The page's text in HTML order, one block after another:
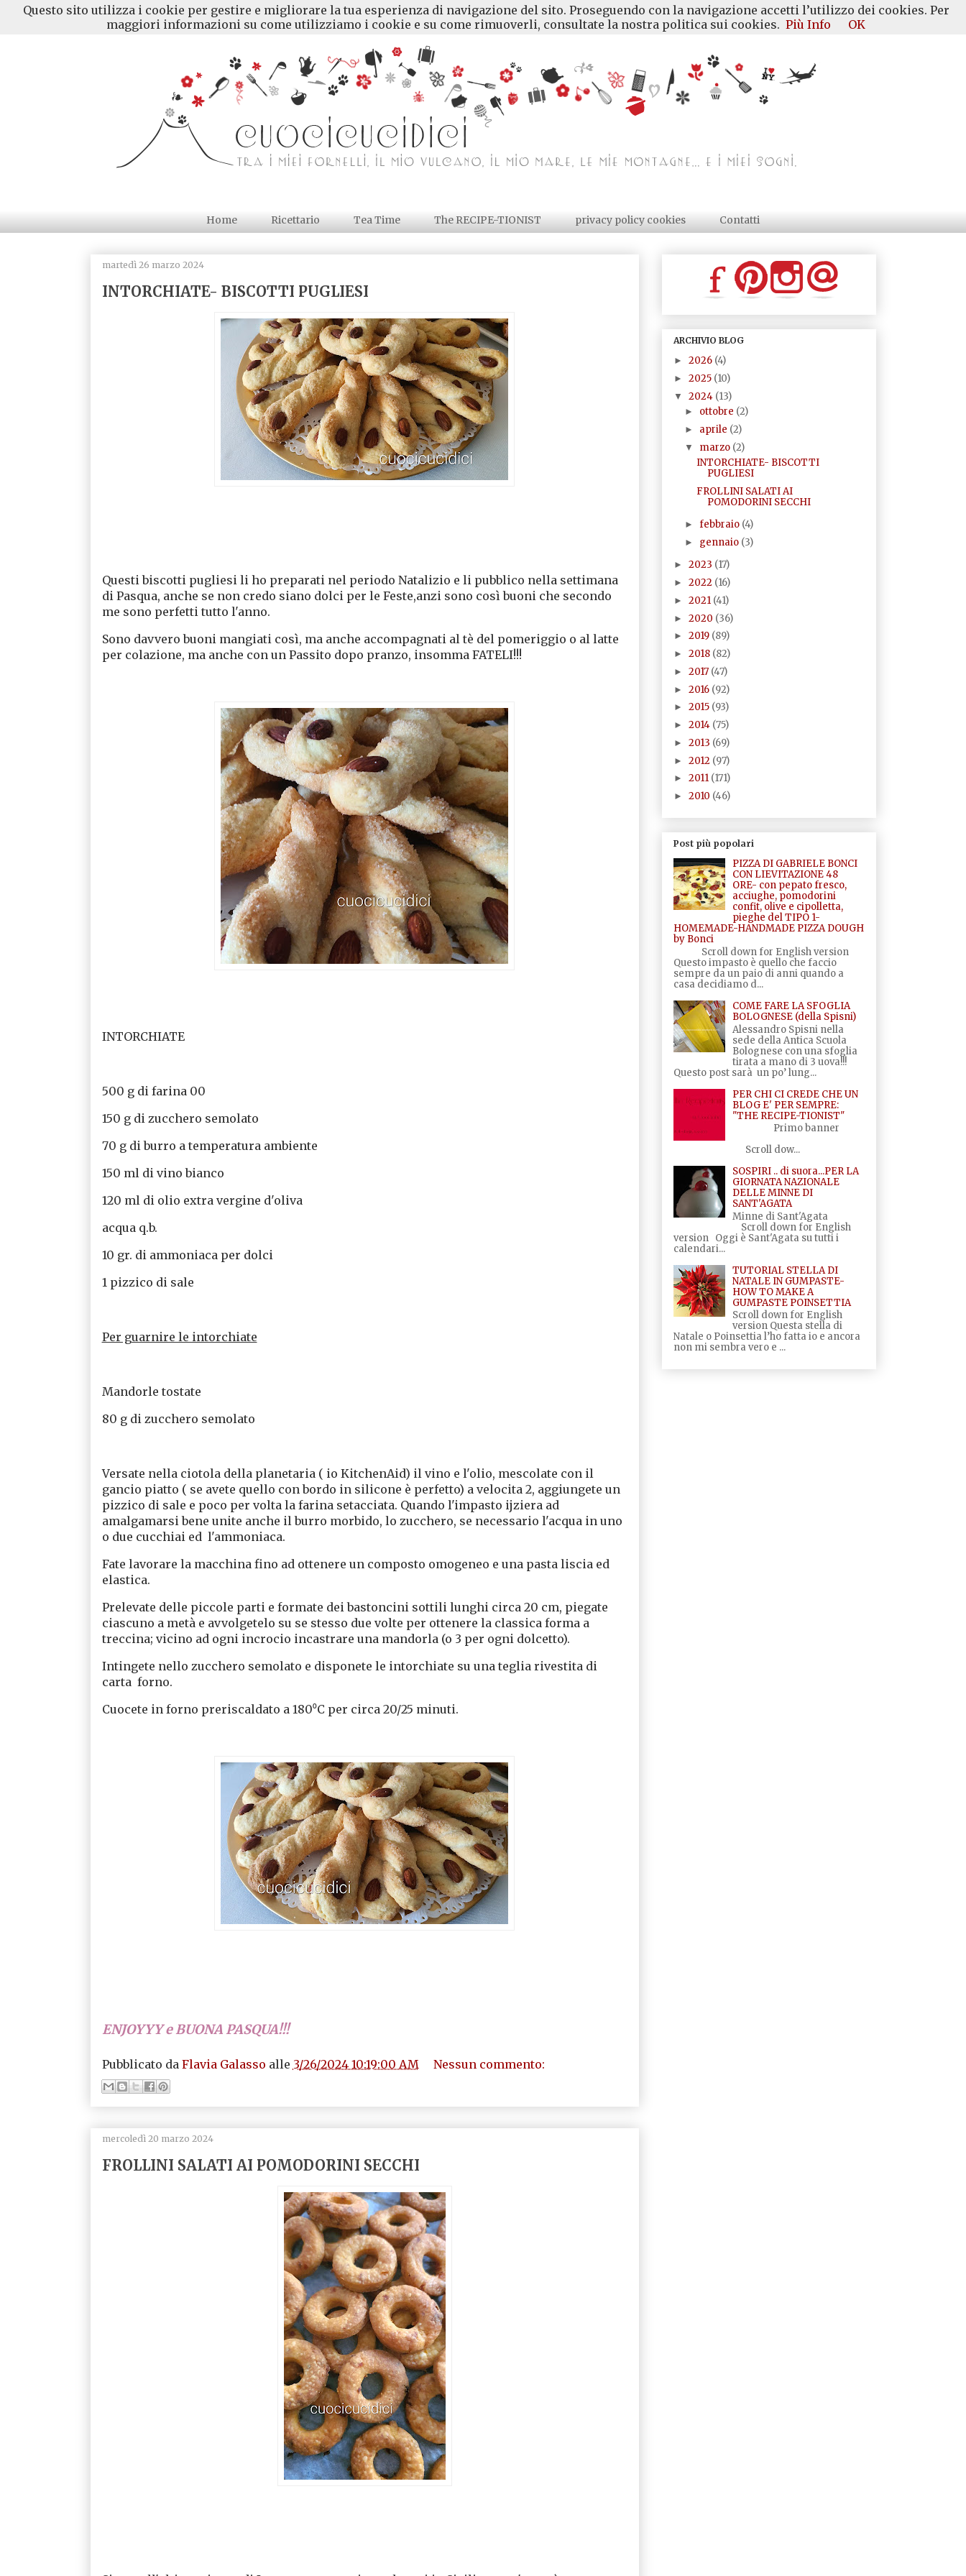
Home Ricettario Tea Time The RECIPE-TIONIST privacy policy cookies Contatti
martedì 26 marzo 2024
INTORCHIATE- BISCOTTI PUGLIESI
Questi biscotti pugliesi li ho preparati nel periodo Natalizio e li pubblico nella settimana
di Pasqua, anche se non credo siano dolci per le Feste,anzi sono così buoni che secondo
me sono perfetti tutto l'anno.
Sono davvero buoni mangiati così, ma anche accompagnati al tè del pomeriggio o al latte
per colazione, ma anche con un Passito dopo pranzo, insomma FATELI!!!
INTORCHIATE
500 g di farina 00
150 g di zucchero semolato
70 g di burro a temperatura ambiente
150 ml di vino bianco
120 ml di olio extra vergine d'oliva
acqua q.b.
10 gr. di ammoniaca per dolci
1 pizzico di sale
Per guarnire le intorchiate
Mandorle tostate
80 g di zucchero semolato
Versate nella ciotola della planetaria ( io KitchenAid) il vino e l'olio, mescolate con il
gancio piatto ( se avete quello con bordo in silicone è perfetto) a velocita 2, aggiungete un
pizzico di sale e poco per volta la farina setacciata. Quando l'impasto ijziera ad
amalgamarsi bene unite anche il burro morbido, lo zucchero, se necessario l'acqua in uno
o due cucchiai ed l'ammoniaca.
Fate lavorare la macchina fino ad ottenere un composto omogeneo e una pasta liscia ed
elastica.
Prelevate delle piccole parti e formate dei bastoncini sottili lunghi circa 20 cm, piegate
ciascuno a metà e avvolgetelo su se stesso due volte per ottenere la classica forma a
treccina; vicino ad ogni incrocio incastrare una mandorla (o 3 per ogni dolcetto).
Intingete nello zucchero semolato e disponete le intorchiate su una teglia rivestita di
carta forno.
Cuocete in forno preriscaldato a 180⁰C per circa 20/25 minuti.
ENJOYYY e BUONA PASQUA!!!
Pubblicato da Flavia Galasso alle 3/26/2024 10:19:00 AM Nessun commento:
mercoledì 20 marzo 2024
FROLLINI SALATI AI POMODORINI SECCHI
ARCHIVIO BLOG
► 2026 (4)
► 2025 (10)
▼ 2024 (13)
► ottobre (2)
► aprile (2)
▼ marzo (2)
INTORCHIATE- BISCOTTI
PUGLIESI
FROLLINI SALATI AI
POMODORINI SECCHI
►febbraio (4)
► gennaio (3)
► 2023 (17)
► 2022 (16)
► 2021 (41)
► 2020 (36)
► 2019 (89)
► 2018 (82)
► 2017 (47)
► 2016 (92)
► 2015 (93)
► 2014 (75)
► 2013 (69)
► 2012 (97)
► 2011 (171)
► 2010 (46)
Post più popolari
PIZZA DI GABRIELE BONCI
CON LIEVITAZIONE 48
ORE- con pepato fresco,
acciughe, pomodorini
confit, olive e cipolletta,
pieghe del TIPO 1-
HOMEMADE-HANDMADE PIZZA DOUGH
by Bonci
Scroll down for English version
Questo impasto è quello che faccio
sempre da un paio di anni quando a
casa decidiamo d...
COME FARE LA SFOGLIA
BOLOGNESE (della Spisni)
Alessandro Spisni nella
sede della Antica Scuola
Bolognese con una sfoglia
tirata a mano di 3 uova!!!
Questo post sarà un po’ lung...
PER CHI CI CREDE CHE UN
BLOG E' PER SEMPRE:
"THE RECIPE-TIONIST"
Primo banner
Scroll dow...
SOSPIRI .. di suora...PER LA
GIORNATA NAZIONALE
DELLE MINNE DI
SANT'AGATA
Minne di Sant'Agata
Scroll down for English
version Oggi è Sant'Agata su tutti i
calendari...
TUTORIAL STELLA DI
NATALE IN GUMPASTE-
HOW TO MAKE A
GUMPASTE POINSETTIA
Scroll down for English
version Questa stella di
Natale o Poinsettia l’ho fatta io e ancora
non mi sembra vero e ...
Questo sito utilizza i cookie per gestire e migliorare la tua esperienza di navigazione del sito. Proseguendo con la navigazione accetti l’utilizzo dei cookies. Per
maggiori informazioni su come utilizziamo i cookie e su come rimuoverli, consultate la nostra politica sui cookies. Più Info OK